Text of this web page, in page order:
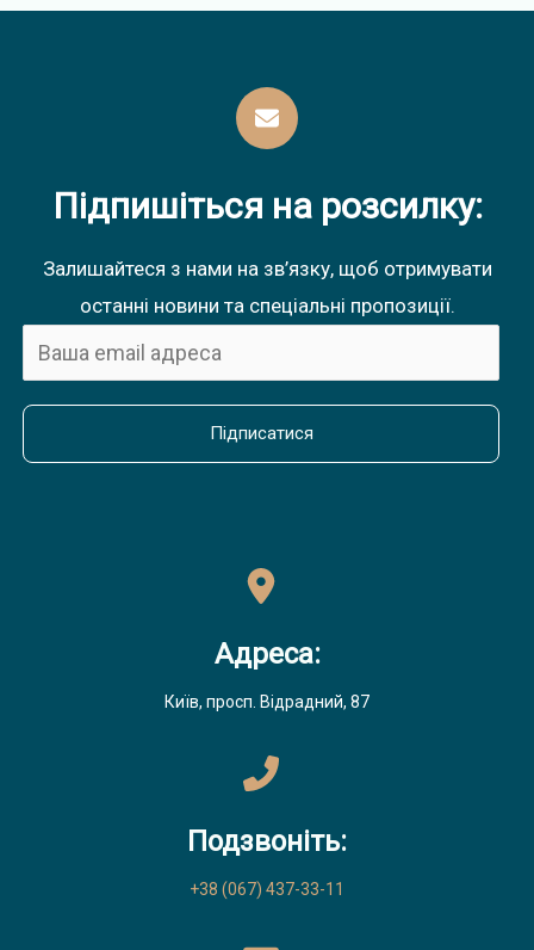
Підпишіться на розсилку:
Залишайтеся з нами на зв’язку, щоб отримувати
останні новини та спеціальні пропозиції.
Підписатися
Адреса:
Київ, просп. Відрадний, 87
Подзвоніть:
+38 (067) 437-33-11